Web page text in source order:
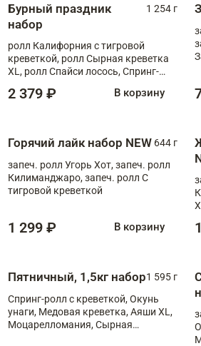
Бурный праздник
набор
1 254 г
ролл Калифорния с тигровой
креветкой, ролл Сырная креветка
XL, ролл Спайси лосось, Спринг-
Медовая креветка
2 379 ₽ В корзину
Горячий лайк набор NEW 644 г
запеч. ролл Угорь Хот, запеч. ролл
Килиманджаро, запеч. ролл С
тигровой креветкой
1 299 ₽ В корзину
Пятничный, 1,5кг набор1 595 г
Спринг-ролл с креветкой, Окунь
унаги, Медовая креветка, Аяши XL,
Моцарелломания, Сырная